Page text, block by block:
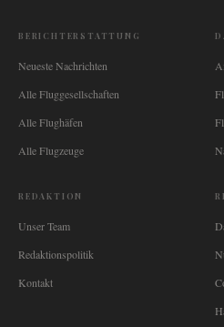
BERICHTERSTATTUNG
Neueste Nachrichten
Alle Fluggesellschaften
Alle Flughäfen
Alle Flugzeuge
REDAKTION
Unser Team
Redaktionspolitik
Kontakt